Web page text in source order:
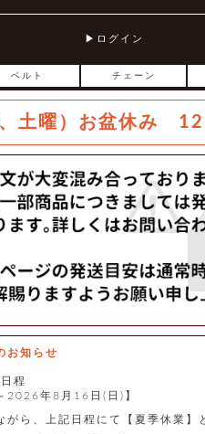
ログイン
ベルト チェーン
土曜）お盆休み 12
お知らせ
程
2026年8月16日(日)】
ら、上記日程にて【夏季休業】